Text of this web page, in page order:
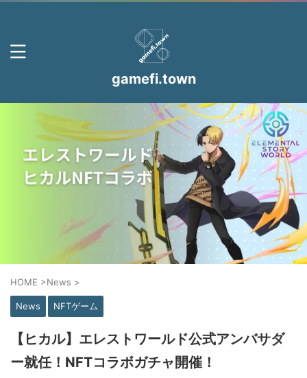
gamefi.town
HOME >News >
News NFTゲーム
【ヒカル】エレストワールド公式アンバサダ
ー就任！NFTコラボガチャ開催！